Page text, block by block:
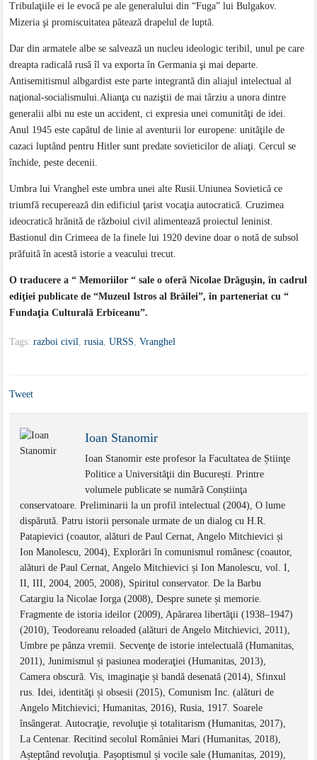
Tribulaţiile ei le evocă pe ale generalului din “Fuga” lui Bulgakov.
Mizeria şi promiscuitatea pătează drapelul de luptă.
Dar din armatele albe se salvează un nucleu ideologic teribil, unul pe care
dreapta radicală rusă îl va exporta în Germania şi mai departe.
Antisemitismul albgardist este parte integrantă din aliajul intelectual al
naţional-socialismului.Alianţa cu naziştii de mai târziu a unora dintre
generalii albi nu este un accident, ci expresia unei comunităţi de idei.
Anul 1945 este capătul de linie al aventurii lor europene: unităţile de
cazaci luptând pentru Hitler sunt predate sovieticilor de aliaţi. Cercul se
închide, peste decenii.
Umbra lui Vranghel este umbra unei alte Rusii.Uniunea Sovietică ce
triumfă recuperează din edificiul ţarist vocaţia autocratică. Cruzimea
ideocratică hrănită de războiul civil alimentează proiectul leninist.
Bastionul din Crimeea de la finele lui 1920 devine doar o notă de subsol
prăfuită în acestă istorie a veacului trecut.
O traducere a “ Memoriilor “ sale o oferă Nicolae Drăguşin, în cadrul
ediţiei publicate de “Muzeul Istros al Brăilei”, în parteneriat cu “
Fundaţia Culturală Erbiceanu”.
Tags:razboi civil,rusia,URSS,Vranghel
Tweet
Ioan Stanomir
Ioan Stanomir este profesor la Facultatea de Știinţe
Politice a Universităţii din București. Printre
volumele publicate se numără Conștiinţa
conservatoare. Preliminarii la un profil intelectual (2004), O lume
dispărută. Patru istorii personale urmate de un dialog cu H.R.
Patapievici (coautor, alături de Paul Cernat, Angelo Mitchievici și
Ion Manolescu, 2004), Explorări în comunismul românesc (coautor,
alături de Paul Cernat, Angelo Mitchievici și Ion Manolescu, vol. I,
II, III, 2004, 2005, 2008), Spiritul conservator. De la Barbu
Catargiu la Nicolae Iorga (2008), Despre sunete și memorie.
Fragmente de istoria ideilor (2009), Apărarea libertăţii (1938–1947)
(2010), Teodoreanu reloaded (alături de Angelo Mitchievici, 2011),
Umbre pe pânza vremii. Secvenţe de istorie intelectuală (Humanitas,
2011), Junimismul și pasiunea moderaţiei (Humanitas, 2013),
Camera obscură. Vis, imaginaţie și bandă desenată (2014), Sfinxul
rus. Idei, identităţi și obsesii (2015), Comunism Inc. (alături de
Angelo Mitchievici; Humanitas, 2016), Rusia, 1917. Soarele
însângerat. Autocraţie, revoluţie și totalitarism (Humanitas, 2017),
La Centenar. Recitind secolul României Mari (Humanitas, 2018),
Așteptând revoluţia. Pașoptismul și vocile sale (Humanitas, 2019),